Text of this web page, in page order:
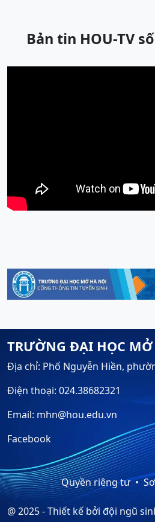
Bản tin HOU-TV
TRƯỜNG ĐẠI HỌC
Địa chỉ: Phố Nguyễn Hiền,
Điện thoại: 024.38682321
Email: mhn@hou.edu.vn
Facebook
Quyền riêng tư
@ 2025 - Thiết kế bởi đội ngũ